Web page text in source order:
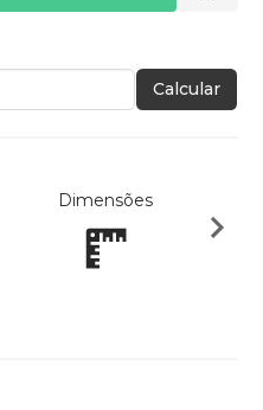
Calcular
Dimensões